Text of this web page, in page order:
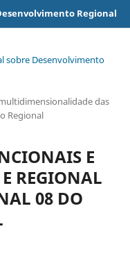
Regional
sobre Desenvolvimento
das
Regional
E
REGIONAL
08 DO